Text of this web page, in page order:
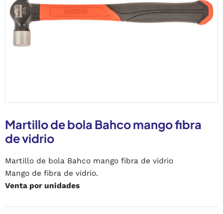
Martillo de bola Bahco mango fibra
de vidrio
Martillo de bola Bahco mango fibra de vidrio
Mango de fibra de vidrio.
Venta por unidades